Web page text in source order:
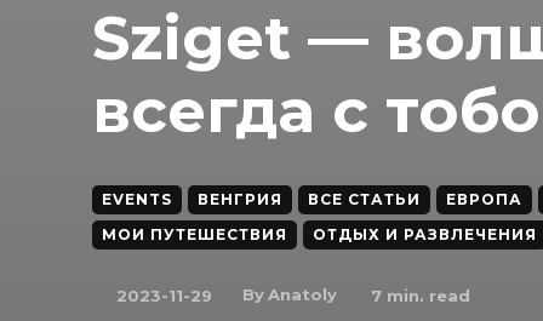
Sziget —
всегда с
EVENTS ВЕНГРИЯ ВСЕ СТАТЬИ
ЕВРОПА
МОИ ПУТЕШЕСТВИЯ
ОТДЫХ И РАЗВЛЕЧЕНИЯ
2023-11-29 ByAnatoly 7 min. read